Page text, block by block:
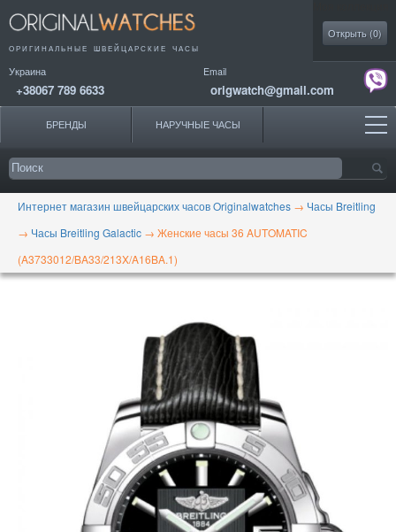
ОРИГИНАЛЬНЫЕ ШВЕЙЦАРСКИЕ ЧАСЫ
Украина
+38067 789 6633
Email
origwatch@gmail.com
Открыть (0)
БРЕНДЫ НАРУЧНЫЕ ЧАСЫ
Интернет магазин швейцарских часов Originalwatches → Часы Breitling
→ Часы Breitling Galactic → Женские часы 36 AUTOMATIC
(A3733012/BA33/213X/A16BA.1)